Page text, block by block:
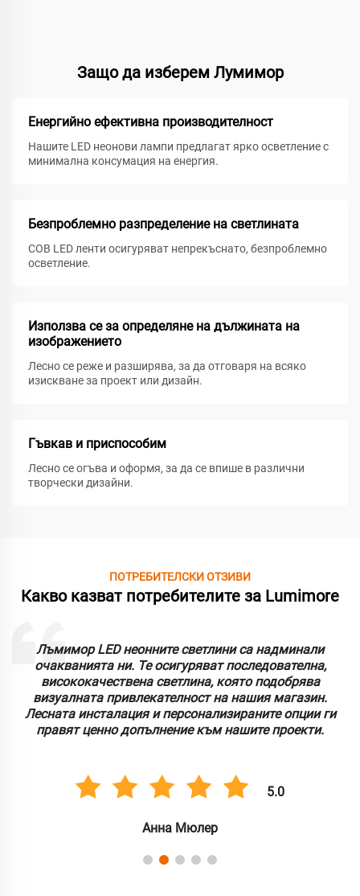
Защо да изберем Лумимор
Енергийно ефективна производителност
Нашите LED неонови лампи предлагат ярко осветление с
минимална консумация на енергия.
Безпроблемно разпределение на светлината
COB LED ленти осигуряват непрекъснато, безпроблемно
осветление.
Използва се за определяне на дължината на
изображението
Лесно се реже и разширява, за да отговаря на всяко
изискване за проект или дизайн.
Гъвкав и приспособим
Лесно се огъва и оформя, за да се впише в различни
творчески дизайни.
ПОТРЕБИТЕЛСКИ ОТЗИВИ
Какво казват потребителите за Lumimore
Лъмимор LED неонните светлини са надминали
очакванията ни. Те осигуряват последователна,
висококачествена светлина, която подобрява
визуалната привлекателност на нашия магазин.
Лесната инсталация и персонализираните опции ги
правят ценно допълнение към нашите проекти.
5.0
Анна Мюлер